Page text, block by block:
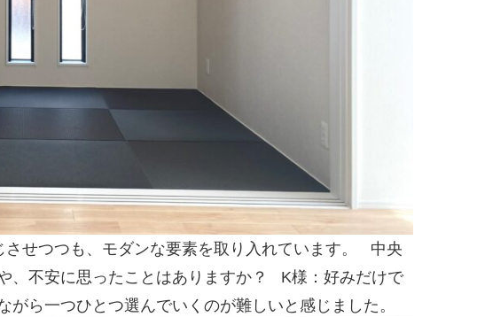
せつつも、モダンな要素を取り入れています。
中央
、不安に思ったことはありますか？
K様：好みだけで
ら一つひとつ選んでいくのが難しいと感じました。